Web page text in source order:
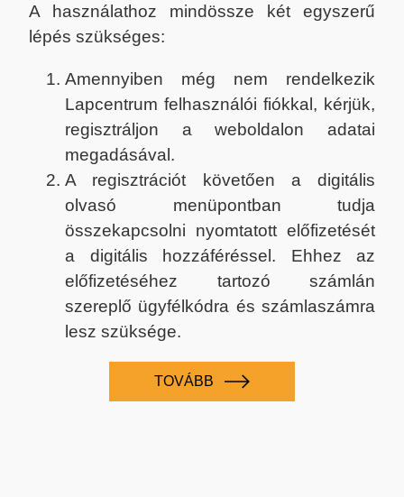
A használathoz mindössze két egyszerű
lépés szükséges:
Amennyiben még nem rendelkezik
Lapcentrum felhasználói fiókkal, kérjük,
regisztráljon a weboldalon adatai
megadásával.
A regisztrációt követően a digitális
olvasó menüpontban tudja
összekapcsolni nyomtatott előfizetését
a digitális hozzáféréssel. Ehhez az
előfizetéséhez tartozó számlán
szereplő ügyfélkódra és számlaszámra
lesz szüksége.
TOVÁBB